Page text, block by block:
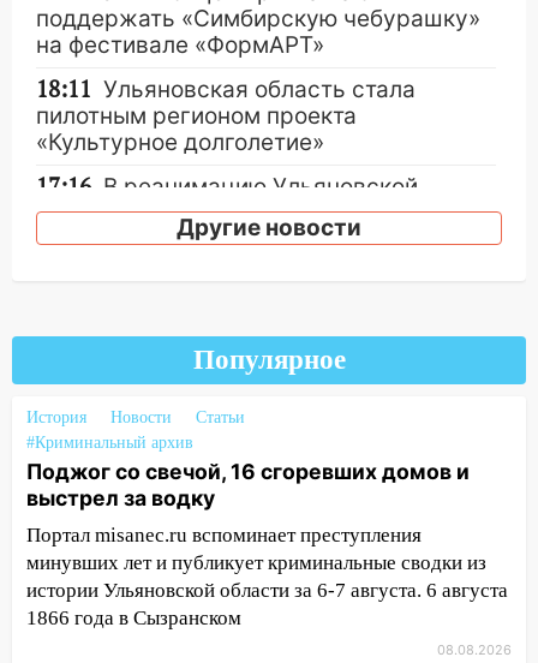
поддержать «Симбирскую чебурашку»
на фестивале «ФормАРТ»
18:11 Ульяновская область стала
пилотным регионом проекта
«Культурное долголетие»
17:16 В реанимацию Ульяновской
областной больницы поступили шесть
новых аппаратов ИВЛ
и проводят новое освещение
16:35 В Ульяновске установили ещё
девять бункеров для крупногабаритного
мусора
16:26 В Ульяновске бесплатно покажут
матч «Волги» под открытым небом
16:12 В Ульяновском госуниверситете
разработают отечественный прибор для
цифровой ПЦР
Ульяновцы могут вернуть деньги
Другие новости
Популярное
История Новости
Статьи
#Криминальный архив
Поджог со свечой, 16 сгоревших домов и
выстрел за водку
Портал misanec.ru вспоминает преступления
минувших лет и публикует криминальные сводки из
истории Ульяновской области за 6-7 августа. 6 августа
1866 года в Сызранском
08.08.2026